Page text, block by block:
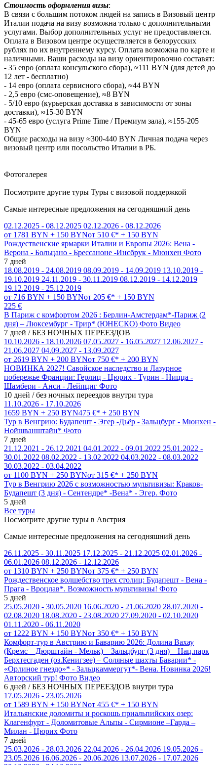
Стоимость оформления визы:
В связи с большим потоком людей на запись в Визовый центр
Италии подача на визу возможна только с дополнительными
услугами. Выбор дополнительных услуг не предоставляется.
Оплата в Визовом центре осуществляется в белорусских
рублях по их внутреннему курсу. Оплата возможна по карте и
наличными. Ваши расходы на визу ориентировочно составят:
- 35 евро (оплата консульского сбора), ≈111 BYN (для детей до
12 лет - бесплатно)
- 14 евро (оплата сервисного сбора), ≈44 BYN
- 2,5 евро (смс-оповещение), ≈8 BYN
- 5/10 евро (курьерская доставка в зависимости от зоны
доставки), ≈15-30 BYN
- 45-65 евро (услуга Prime Time / Премиум зала), ≈155-205
BYN
Общие расходы на визу ≈300-440 BYN Личная подача через
визовый центр или посольство Италии в РБ.
Фотогалерея
Посмотрите другие туры Туры с визовой поддержкой
Самые интересные предложения на сегодняшний день
02.12.2025 - 08.12.2025 02.12.2026 - 08.12.2026
от 1781 BYN + 150 BYNот 510 €* + 150 BYN
Рождественские ярмарки Италии и Европы 2026: Вена -
Верона - Больцано - Брессаноне -Инсбрук - Мюнхен Фото
7 дней
18.08.2019 - 24.08.2019 08.09.2019 - 14.09.2019 13.10.2019 -
19.10.2019 24.11.2019 - 30.11.2019 08.12.2019 - 14.12.2019
19.12.2019 - 25.12.2019
от 716 BYN + 150 BYNот 205 €* + 150 BYN
225 €
В Париж с комфортом 2026 : Берлин-Амстердам*-Париж (2
дня) – Люксембург - Трир* (ЮНЕСКО) Фото Видео
7 дней / БЕЗ НОЧНЫХ ПЕРЕЕЗДОВ
10.10.2026 - 18.10.2026 07.05.2027 - 16.05.2027 12.06.2027 -
21.06.2027 04.09.2027 - 13.09.2027
от 2619 BYN + 200 BYNот 750 €* + 200 BYN
НОВИНКА 2027! Савойское наследство и Лазурное
побережье Франции: Герлиц - Цюрих - Турин - Ницца -
Шамбери - Анси - Лейпциг Фото
10 дней / без ночных переездов внутри тура
11.10.2026 - 17.10.2026
1659 BYN + 250 BYN475 €* + 250 BYN
Тур в Венгрию: Будапешт - Эгер -Дьёр - Зальцбург - Мюнхен -
Нойшванштайн* Фото
7 дней
21.12.2021 - 26.12.2021 04.01.2022 - 09.01.2022 25.01.2022 -
30.01.2022 08.02.2022 - 13.02.2022 04.03.2022 - 08.03.2022
30.03.2022 - 03.04.2022
от 1100 BYN + 250 BYNот 315 €* + 250 BYN
Тур в Венгрию 2026 с возможностью мультивизы: Краков-
Будапешт (3 дня) - Сентендре* -Вена* - Эгер. Фото
5 дней
Все туры
Посмотрите другие туры в Австрия
Самые интересные предложения на сегодняшний день
26.11.2025 - 30.11.2025 17.12.2025 - 21.12.2025 02.01.2026 -
06.01.2026 08.12.2026 - 12.12.2026
от 1310 BYN + 250 BYNот 375 €* + 250 BYN
Рождественское волшебство трех столиц: Будапешт - Вена -
Прага - Вроцлав*. Возможность мультивизы! Фото
5 дней
25.05.2020 - 30.05.2020 16.06.2020 - 21.06.2020 28.07.2020 -
02.08.2020 18.08.2020 - 23.08.2020 27.09.2020 - 02.10.2020
01.11.2020 - 06.11.2020
от 1222 BYN + 150 BYNот 350 €* + 150 BYN
Комфорт-тур в Австрию и Баварию 2026: Долина Вахау
(Кремс – Дюрштайн - Мельк) – Зальцбург (3 дня) – Нац.парк
Берхтесгаден (оз.Кенигзее) – Соляные шахты Баварии* -
«Орлиное гнездо»* - Зальцкаммергут*- Вена. Новинка 2026!
Авторский тур! Фото Видео
6 дней / БЕЗ НОЧНЫХ ПЕРЕЕЗДОВ внутри тура
17.05.2026 - 23.05.2026
от 1589 BYN + 150 BYNот 455 €* + 150 BYN
Итальянские доломиты и роскошь приальпийских озер:
Клагенфурт - Доломитовые Альпы - Сирмионе –Гарда –
Милан - Цюрих Фото
7 дней
25.03.2026 - 28.03.2026 22.04.2026 - 26.04.2026 19.05.2026 -
23.05.2026 16.06.2026 - 20.06.2026 13.07.2026 - 17.07.2026